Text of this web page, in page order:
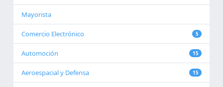
Mayorista
Comercio Electrónico 5
Automoción 15
Aeroespacial y Defensa 15